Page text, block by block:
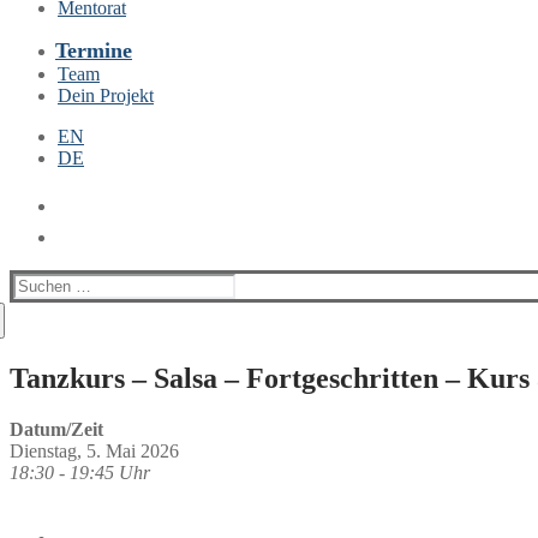
Mentorat
Termine
Team
Dein Projekt
EN
DE
Suchen
nach:
Tanzkurs – Salsa – Fortgeschritten – Kurs
Datum/Zeit
Dienstag, 5. Mai 2026
18:30 - 19:45 Uhr